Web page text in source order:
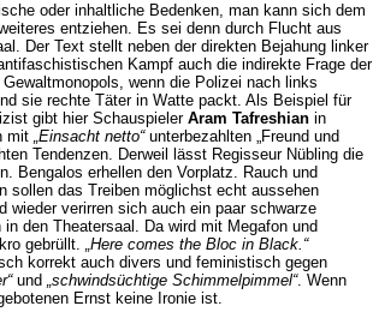
oder inhaltliche Bedenken, man kann sich dem
entziehen. Es sei denn durch Flucht aus
Der Text stellt neben der direkten Bejahung linker
Kampf auch die indirekte Frage der
wenn die Polizei nach links
sie rechte Täter in Watte packt. Als Beispiel für
gibt hier Schauspieler Aram Tafreshianin
mit „Einsacht netto“unterbezahlten „Freund und
Tendenzen. Derweil lässt Regisseur Nübling die
Bengalos erhellen den Vorplatz. Rauch und
sollen das Treiben möglichst echt aussehen
wieder verirren sich auch ein paar schwarze
in den Theatersaal. Da wird mit Megafon und
gebrüllt. „Here comes the Bloc in Black.“
korrekt auch divers und feministisch gegen
und „schwindsüchtige Schimmelpimmel“. Wenn
Ernst keine Ironie ist.